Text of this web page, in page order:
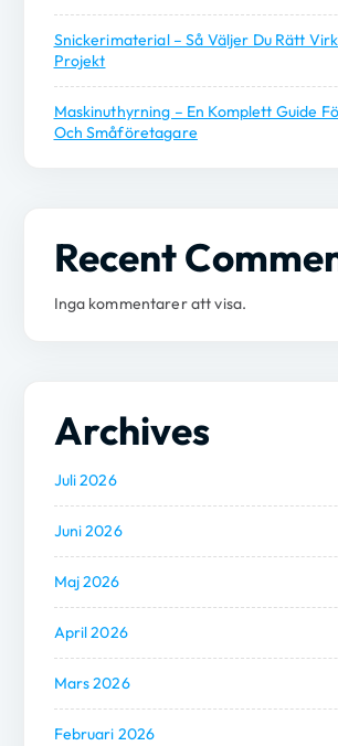
Snickerimaterial – Så Väljer Du Rätt
Projekt
Maskinuthyrning – En Komplett Guide
Och Småföretagare
Recent
Inga kommentarer att visa.
Archives
Juli 2026
Juni 2026
Maj 2026
April 2026
Mars 2026
Februari 2026